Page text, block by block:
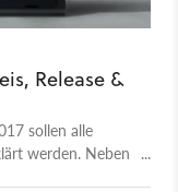
Release &
sollen alle
werden. Neben